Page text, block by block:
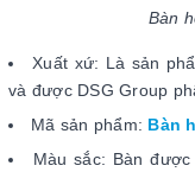
Bàn
Xuất xứ: Là sản
và được DSG Group
Mã sản phẩm: Bàn
Màu sắc: Bàn